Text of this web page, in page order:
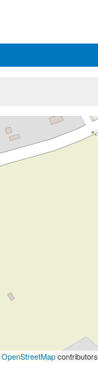
OpenStreetMapcontributors